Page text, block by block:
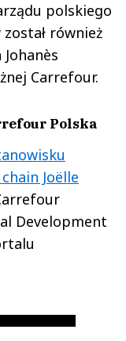
polskiego
również
Carrefour.
Polska
Joëlle
Development